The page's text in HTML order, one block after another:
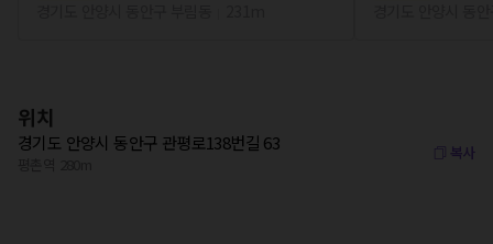
위치
경기도 안양시 동안구 관평로138번길 63 복사